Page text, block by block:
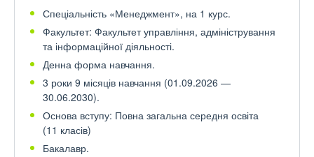
Спеціальність «Менеджмент», на 1 курс.
Факультет: Факультет управління, адміністрування
та інформаційної діяльності.
Денна форма навчання.
3 роки 9 місяців навчання (01.09.2026 —
30.06.2030).
Основа вступу: Повна загальна середня освіта
(11 класів)
Бакалавр.